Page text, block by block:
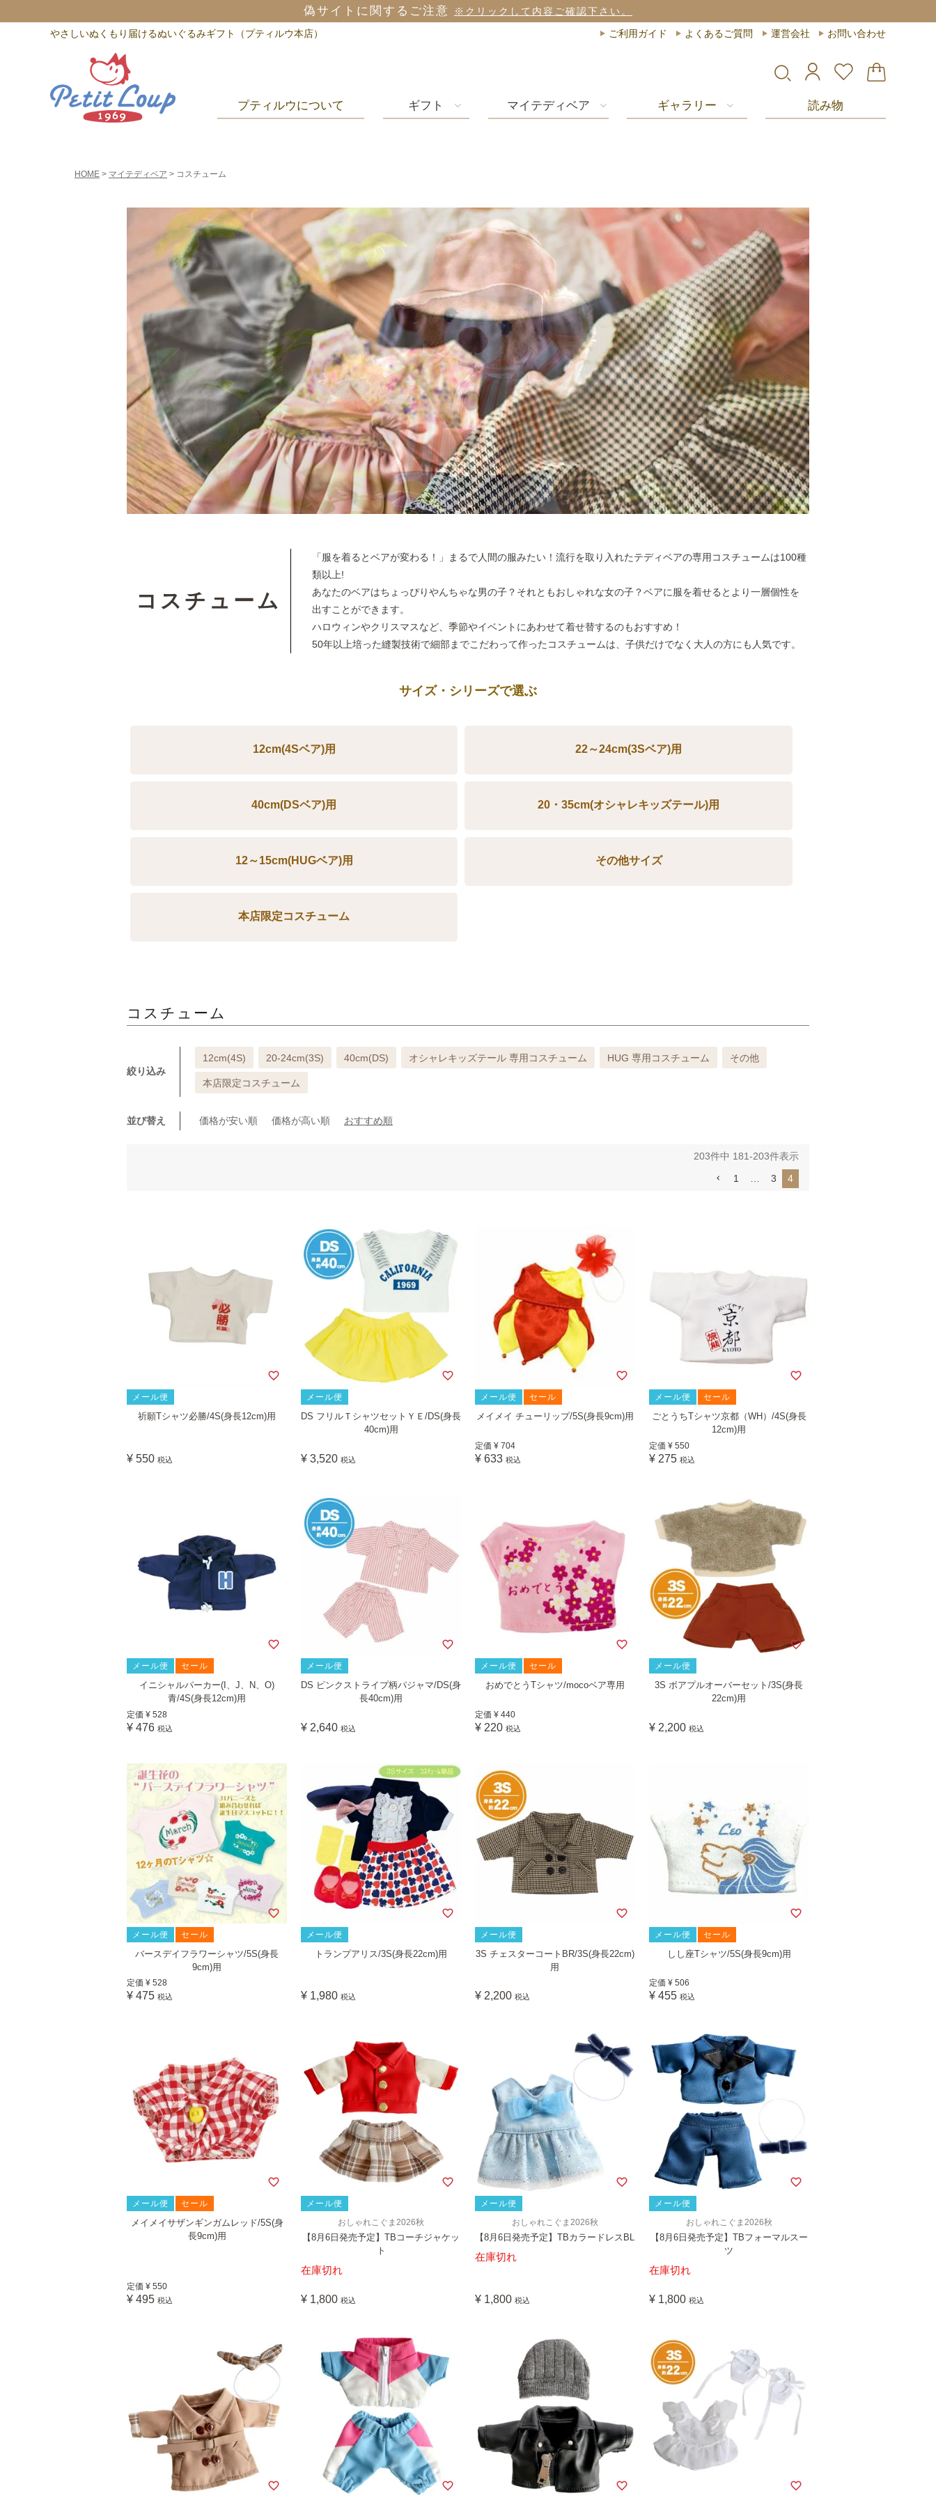
偽サイトに関するご注意 ※クリックして内容ご確認下さい。
やさしいぬくもり届けるぬいぐるみギフト（プティルウ本店） ご利用ガイド よくあるご質問 運営会社 お問い合わせ
プティルウについて ギフト マイテディベア ギャラリー 読み物
HOME マイテディベア コスチューム
コスチューム
「服を着るとベアが変わる！」
まるで人間の服みたい！流行を取り入れたテディベアの専用コスチュームは100種
類以上!
あなたのベアはちょっぴりやんちゃな男の子？それともおしゃれな女の子？ベアに服を着せるとより一層個性を
出すことができます。
ハロウィンやクリスマスなど、季節やイベントにあわせて着せ替するのもおすすめ！
50年以上培った縫製技術で細部までこだわって作ったコスチュームは、子供だけでなく大人の方にも人気です。
サイズ・シリーズで選ぶ
12cm(4Sベア)用 22～24cm(3Sベア)用
40cm(DSベア)用 20・35cm(オシャレキッズテール)用
12～15cm(HUGベア)用 その他サイズ
本店限定コスチューム
コスチューム
絞り込み
12cm(4S) 20-24cm(3S) 40cm(DS) オシャレキッズテール 専用コスチューム HUG 専用コスチューム その他
本店限定コスチューム
並び替え 価格が安い順 価格が高い順 おすすめ順
203件中 181-203件表示
1
3 4
メール便
祈願Tシャツ必勝/4S(身長12cm)用
¥ 550 税込
メール便
DS フリルＴシャツセットＹＥ/DS(身長
40cm)用
¥ 3,520 税込
メール便 セール
メイメイ チューリップ/5S(身長9cm)用
定価 ¥ 704
¥ 633 税込
メール便 セール
ごとうちTシャツ京都（WH）/4S(身長
12cm)用
定価 ¥ 550
¥ 275 税込
メール便 セール
イニシャルパーカー(I、J、N、O)
青/4S(身長12cm)用
定価 ¥ 528
¥ 476 税込
メール便
DS ピンクストライプ柄パジャマ/DS(身
長40cm)用
¥ 2,640 税込
メール便 セール
おめでとうTシャツ/mocoベア専用
定価 ¥ 440
¥ 220 税込
メール便
3S ボアプルオーバーセット/3S(身長
22cm)用
¥ 2,200 税込
メール便 セール
バースデイフラワーシャツ/5S(身長
9cm)用
定価 ¥ 528
¥ 475 税込
メール便
トランプアリス/3S(身長22cm)用
¥ 1,980 税込
メール便
3S チェスターコートBR/3S(身長22cm)
用
¥ 2,200 税込
メール便 セール
しし座Tシャツ/5S(身長9cm)用
定価 ¥ 506
¥ 455 税込
メール便 セール
メイメイサザンギンガムレッド/5S(身
長9cm)用
定価 ¥ 550
¥ 495 税込
メール便
おしゃれこぐま2026秋
【8月6日発売予定】TBコーチジャケッ
ト
在庫切れ
¥ 1,800 税込
メール便
おしゃれこぐま2026秋
【8月6日発売予定】TBカラードレスBL
在庫切れ
¥ 1,800 税込
メール便
おしゃれこぐま2026秋
【8月6日発売予定】TBフォーマルスー
ツ
在庫切れ
¥ 1,800 税込